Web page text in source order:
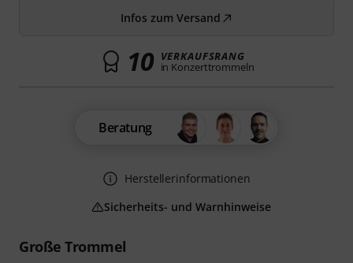
Große Trommel
Infos zum Versand
10 VERKAUFSRANG
in Konzerttrommeln
Beratung
Herstellerinformationen
Sicherheits- und Warnhinweise